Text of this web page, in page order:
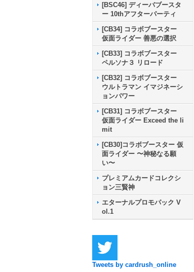
[BSC46] ディーバブースタ
ー 10thアフターパーティ
[CB34] コラボブースター
仮面ライダー 善悪の選択
[CB33] コラボブースター
ペルソナ３ リロード
[CB32] コラボブースター
ウルトラマン イマジネーシ
ョンパワー
[CB31] コラボブースター
仮面ライダー Exceed the li
mit
[CB30]コラボブースター 仮
面ライダー 〜神秘なる願
い〜
プレミアムカードコレクシ
ョン三賢神
エターナルプロモパック V
ol.1
Tweets by cardrush_online